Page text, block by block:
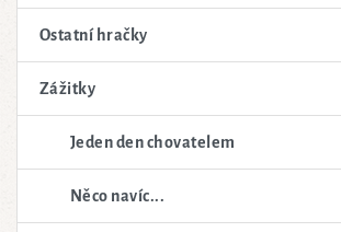
Ostatní hračky
Zážitky
Jeden den chovatelem
Něco navíc...